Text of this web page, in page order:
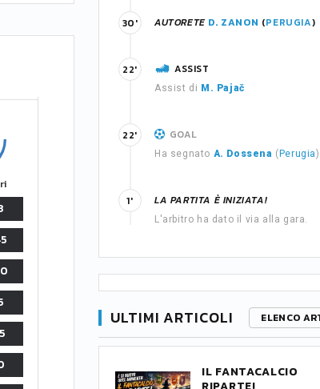
AUTORETE D. ZANON (PERUGIA)
30'
ASSIST
Assist di M. Pajač
22'
GOAL
Ha segnato A. Dossena ( Perugia)
22'
LA PARTITA È INIZIATA!
L'arbitro ha dato il via alla gara.
1'
ULTIMI ARTICOLI ELENCO
IL FANTACALCIO